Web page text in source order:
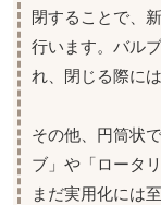
閉することで、
行います。バル
れ、閉じる際に
その他、円筒状
ブ」や「ロータ
まだ実用化には